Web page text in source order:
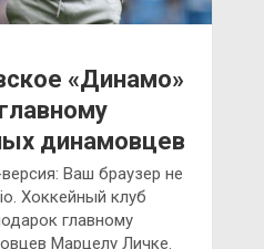
«Динамо»
динамовцев
Ваш браузер не
Хоккейный клуб
главному
Марцелу Личке.